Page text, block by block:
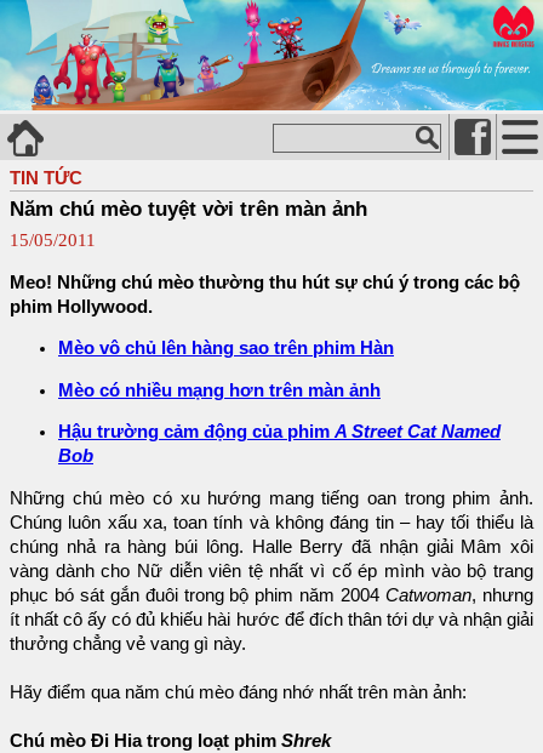
TIN TỨC
Năm chú mèo tuyệt vời trên màn ảnh
15/05/2011
Meo! Những chú mèo thường thu hút sự chú ý trong các bộ
phim Hollywood.
Mèo vô chủ lên hàng sao trên phim Hàn
Mèo có nhiều mạng hơn trên màn ảnh
Hậu trường cảm động của phim A Street Cat Named
Bob
Những chú mèo có xu hướng mang tiếng oan trong phim ảnh.
Chúng luôn xấu xa, toan tính và không đáng tin – hay tối thiểu là
chúng nhả ra hàng búi lông. Halle Berry đã nhận giải Mâm xôi
vàng dành cho Nữ diễn viên tệ nhất vì cố ép mình vào bộ trang
phục bó sát gắn đuôi trong bộ phim năm 2004Catwoman, nhưng
ít nhất cô ấy có đủ khiếu hài hước để đích thân tới dự và nhận giải
thưởng chẳng vẻ vang gì này.
Hãy điểm qua năm chú mèo đáng nhớ nhất trên màn ảnh:
Chú mèo Đi Hia trong loạt phim Shrek